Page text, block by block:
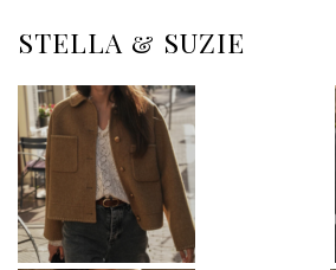
STELLA & SUZIE